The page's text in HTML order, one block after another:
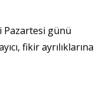
Pazartesi günü
fikir ayrılıklarına